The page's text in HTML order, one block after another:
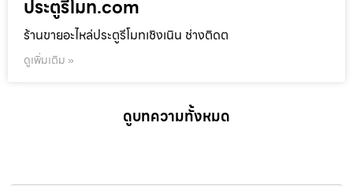
ประตูรีโมท.com
ร้านขายอะไหล่ประตูรีโมทเชิงเนิน ช่างติดต
ดูเพิ่มเติม »
ดูบทความทั้งหมด